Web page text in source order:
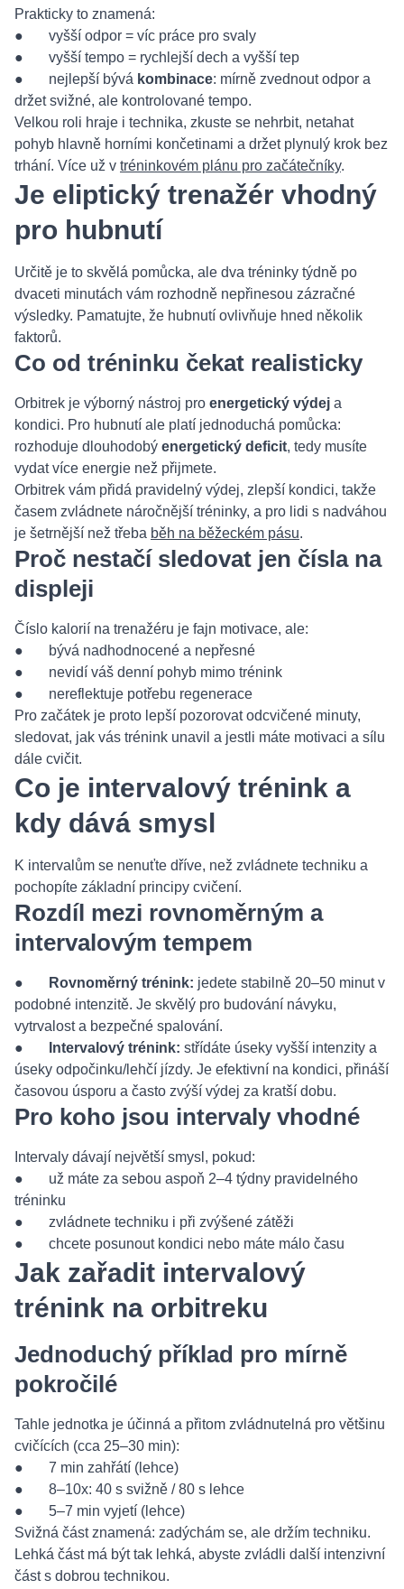
Prakticky to znamená:
● vyšší odpor = víc práce pro svaly
● vyšší tempo = rychlejší dech a vyšší tep
● nejlepší bývá kombinace: mírně zvednout odpor a
držet svižné, ale kontrolované tempo.
Velkou roli hraje i technika, zkuste se nehrbit, netahat
pohyb hlavně horními končetinami a držet plynulý krok bez
trhání. Více už v tréninkovém plánu pro začátečníky.
Je eliptický trenažér vhodný
pro hubnutí
Určitě je to skvělá pomůcka, ale dva tréninky týdně po
dvaceti minutách vám rozhodně nepřinesou zázračné
výsledky. Pamatujte, že hubnutí ovlivňuje hned několik
faktorů.
Co od tréninku čekat realisticky
Orbitrek je výborný nástroj pro energetický výdej a
kondici. Pro hubnutí ale platí jednoduchá pomůcka:
rozhoduje dlouhodobý energetický deficit, tedy musíte
vydat více energie než přijmete.
Orbitrek vám přidá pravidelný výdej, zlepší kondici, takže
časem zvládnete náročnější tréninky, a pro lidi s nadváhou
je šetrnější než třeba běh na běžeckém pásu.
Proč nestačí sledovat jen čísla na
displeji
Číslo kalorií na trenažéru je fajn motivace, ale:
● bývá nadhodnocené a nepřesné
● nevidí váš denní pohyb mimo trénink
● nereflektuje potřebu regenerace
Pro začátek je proto lepší pozorovat odcvičené minuty,
sledovat, jak vás trénink unavil a jestli máte motivaci a sílu
dále cvičit.
Co je intervalový trénink a
kdy dává smysl
K intervalům se nenuťte dříve, než zvládnete techniku a
pochopíte základní principy cvičení.
Rozdíl mezi rovnoměrným a
intervalovým tempem
● Rovnoměrný trénink: jedete stabilně 20–50 minut v
podobné intenzitě. Je skvělý pro budování návyku,
vytrvalost a bezpečné spalování.
●
Intervalový trénink: střídáte úseky vyšší intenzity a
úseky odpočinku/lehčí jízdy. Je efektivní na kondici, přináší
časovou úsporu a často zvýší výdej za kratší dobu.
Pro koho jsou intervaly vhodné
Intervaly dávají největší smysl, pokud:
● už máte za sebou aspoň 2–4 týdny pravidelného
tréninku
● zvládnete techniku i při zvýšené zátěži
● chcete posunout kondici nebo máte málo času
Jak zařadit intervalový
trénink na orbitreku
Jednoduchý příklad pro mírně
pokročilé
Tahle jednotka je účinná a přitom zvládnutelná pro většinu
cvičících (cca 25–30 min):
● 7 min zahřátí (lehce)
● 8–10x: 40 s svižně / 80 s lehce
● 5–7 min vyjetí (lehce)
Svižná část znamená: zadýchám se, ale držím techniku.
Lehká část má být tak lehká, abyste zvládli další intenzivní
část s dobrou technikou.